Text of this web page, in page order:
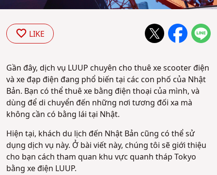
LIKE
Gần đây, dịch vụ LUUP chuyên cho thuê xe scooter điện
và xe đạp điện đang phổ biến tại các con phố của Nhật
Bản. Bạn có thể thuê xe bằng điện thoại của mình, và
dùng để di chuyển đến những nơi tương đối xa mà
không cần có bằng lái tại Nhật.
Hiện tại, khách du lịch đến Nhật Bản cũng có thể sử
dụng dịch vụ này. Ở bài viết này, chúng tôi sẽ giới thiệu
cho bạn cách tham quan khu vực quanh tháp Tokyo
bằng xe điện LUUP.